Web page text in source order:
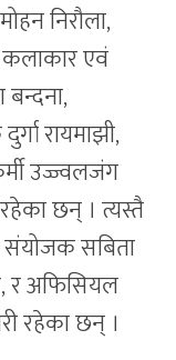
निरौला,
कलाकार एवं
रायमाझी,
उज्ज्वलजंग
छन् । त्यस्तै
संयोजक सबिता
र अफिसियल
रहेका छन् ।